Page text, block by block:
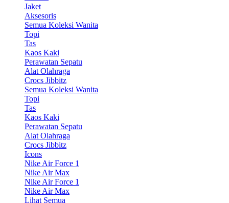
Jaket
Aksesoris
Semua Koleksi Wanita
Topi
Tas
Kaos Kaki
Perawatan Sepatu
Alat Olahraga
Crocs Jibbitz
Semua Koleksi Wanita
Topi
Tas
Kaos Kaki
Perawatan Sepatu
Alat Olahraga
Crocs Jibbitz
Icons
Nike Air Force 1
Nike Air Max
Nike Air Force 1
Nike Air Max
Lihat Semua